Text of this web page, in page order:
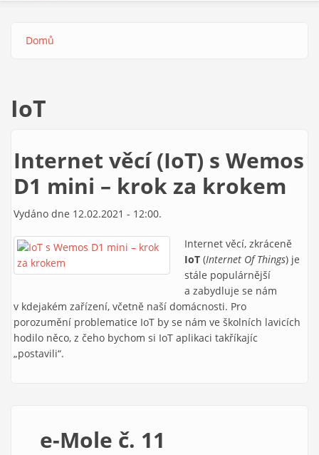
Jste zde
Domů
IoT
Internet věcí (IoT) s Wemos
D1 mini – krok za krokem
Vydáno dne 12.02.2021 - 12:00.
Internet věcí, zkráceně
IoT (Internet Of Things) je
stále populárnější
a zabydluje se nám
v kdejakém zařízení, včetně naší domácnosti. Pro
porozumění problematice IoT by se nám ve školních lavicích
hodilo něco, z čeho bychom si IoT aplikaci takříkajíc
„postavili“.
e-Mole č. 11